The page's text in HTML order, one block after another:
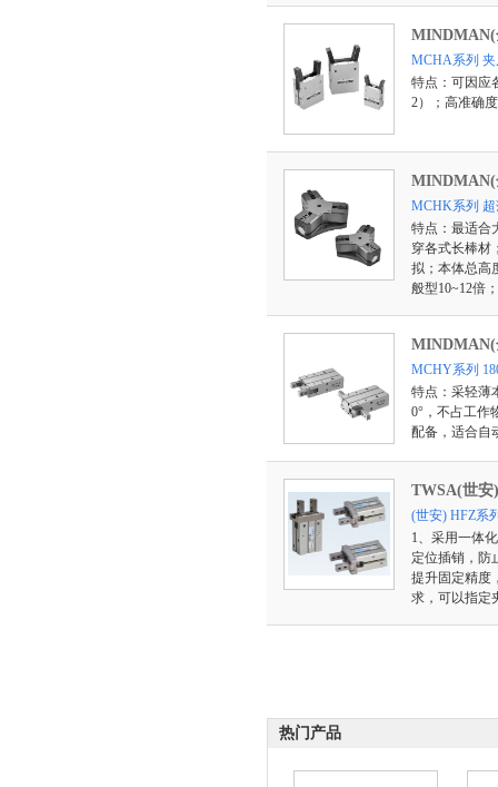
MINDMAN(
MCHA系列 夹
特点：可因应
2）；高准确
MINDMAN(
MCHK系列
特点：最适合
穿各式长棒材
拟；本体总高
般型10~12倍
MINDMAN(
MCHY系列
特点：采轻薄
0°，不占工作
配备，适合自
TWSA(世安)
(世安) HFZ系
1、采用一体
定位插销，防
提升固定精度
求，可以指定
热门产品